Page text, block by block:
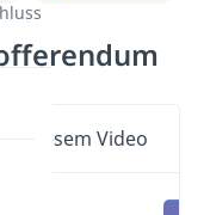
in diesem Video